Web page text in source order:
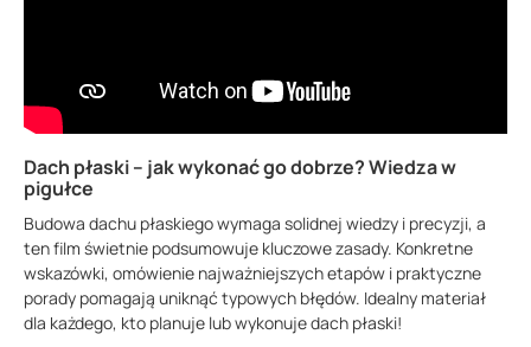
Dach płaski – jak wykonać go dobrze? Wiedza w
pigułce
Budowa dachu płaskiego wymaga solidnej wiedzy i precyzji, a
ten film świetnie podsumowuje kluczowe zasady. Konkretne
wskazówki, omówienie najważniejszych etapów i praktyczne
porady pomagają uniknąć typowych błędów. Idealny materiał
dla każdego, kto planuje lub wykonuje dach płaski!